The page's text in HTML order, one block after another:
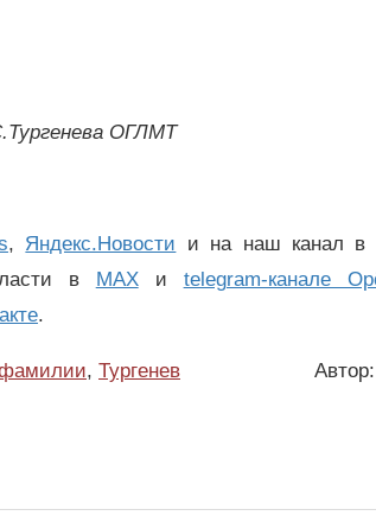
ОГЛМТ
, Яндекс.Новости и на наш канал в
в MAXи telegram-канале
.
, Тургенев Автор: